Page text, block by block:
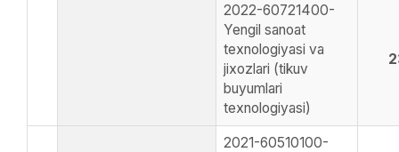
2022-60721400-
Yengil sanoat
texnologiyasi va
jixozlari (tikuv
buyumlari
texnologiyasi)
2021-60510100-